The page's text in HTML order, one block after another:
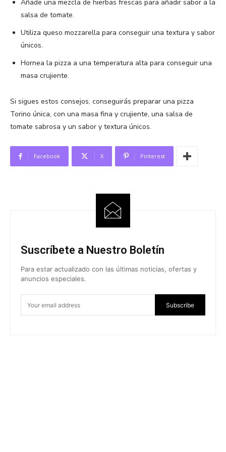
Añade una mezcla de hierbas frescas para añadir sabor a la
salsa de tomate.
Utiliza queso mozzarella para conseguir una textura y sabor
únicos.
Hornea la pizza a una temperatura alta para conseguir una
masa crujiente.
Si sigues estos consejos, conseguirás preparar una pizza
Torino única, con una masa fina y crujiente, una salsa de
tomate sabrosa y un sabor y textura únicos.
Facebook X Pinterest
Suscríbete a Nuestro Boletín
Para estar actualizado con las últimas noticias, ofertas y
anuncios especiales.
Subscribe